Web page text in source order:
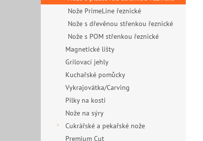
Nože PrimeLine řeznické
Nože s dřevěnou střenkou řeznické
Nože s POM střenkou řeznické
Magnetické lišty
Grilovací jehly
Kuchařské pomůcky
Vykrajovátka/Carving
Pilky na kosti
Nože na sýry
Cukrářské a pekařské nože
Premium Cut